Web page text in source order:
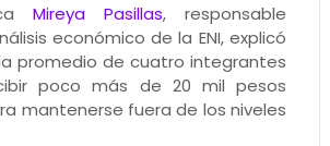
Mireya Pasillas, responsable
económico de la ENI, explicó
promedio de cuatro integrantes
poco más de 20 mil pesos
mantenerse fuera de los niveles